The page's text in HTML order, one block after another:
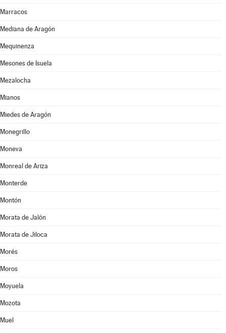
Marracos
Mediana de Aragón
Mequinenza
Mesones de Isuela
Mezalocha
Mianos
Miedes de Aragón
Monegrillo
Moneva
Monreal de Ariza
Monterde
Montón
Morata de Jalón
Morata de Jiloca
Morés
Moros
Moyuela
Mozota
Muel